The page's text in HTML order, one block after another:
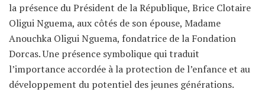
la présence du Président de la République, Brice Clotaire
Oligui Nguema, aux côtés de son épouse, Madame
Anouchka Oligui Nguema, fondatrice de la Fondation
Dorcas. Une présence symbolique qui traduit
l’importance accordée à la protection de l’enfance et au
développement du potentiel des jeunes générations.